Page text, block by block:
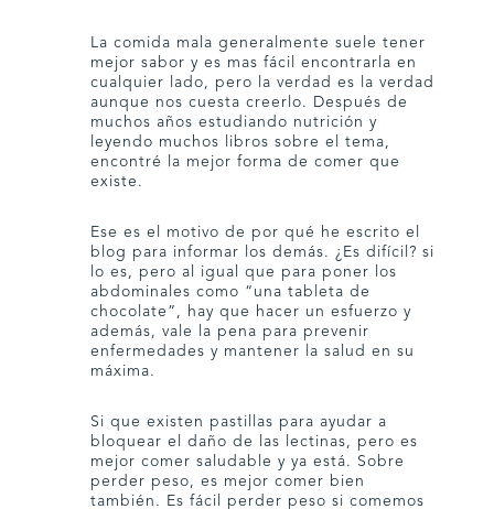
La comida mala generalmente suele tener
mejor sabor y es mas fácil encontrarla en
cualquier lado, pero la verdad es la verdad
aunque nos cuesta creerlo. Después de
muchos años estudiando nutrición y
leyendo muchos libros sobre el tema,
encontré la mejor forma de comer que
existe.
Ese es el motivo de por qué he escrito el
blog para informar los demás. ¿Es difícil? si
lo es, pero al igual que para poner los
abdominales como “una tableta de
chocolate”, hay que hacer un esfuerzo y
además, vale la pena para prevenir
enfermedades y mantener la salud en su
máxima.
Si que existen pastillas para ayudar a
bloquear el daño de las lectinas, pero es
mejor comer saludable y ya está. Sobre
perder peso, es mejor comer bien
también. Es fácil perder peso si comemos